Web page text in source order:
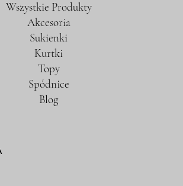
Wszystkie Produkty
Akcesoria
Sukienki
Kurtki
Topy
Spódnice
Blog